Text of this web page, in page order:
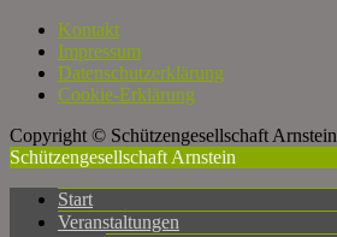
Kontakt
Impressum
Datenschutzerklärung
Cookie-Erklärung
Copyright © Schützengesellschaft Arnstein
Schützengesellschaft Arnstein
Start
Veranstaltungen